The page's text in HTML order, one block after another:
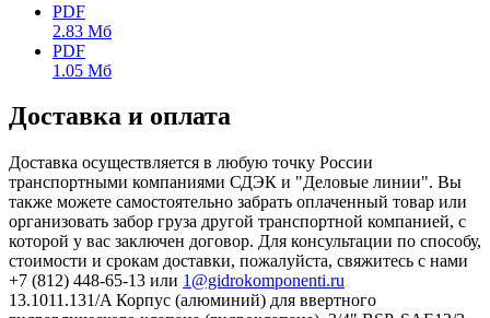
PDF
2.83 Мб
PDF
1.05 Мб
Доставка и оплата
Доставка осуществляется в любую точку России
транспортными компаниями СДЭК и "Деловые линии". Вы
также можете самостоятельно забрать оплаченный товар или
организовать забор груза другой транспортной компанией, с
которой у вас заключен договор. Для консультации по способу,
стоимости и срокам доставки, пожалуйста, свяжитесь с нами
+7 (812) 448-65-13 или 1@gidrokomponenti.ru
13.1011.131/A Корпус (алюминий) для ввертного